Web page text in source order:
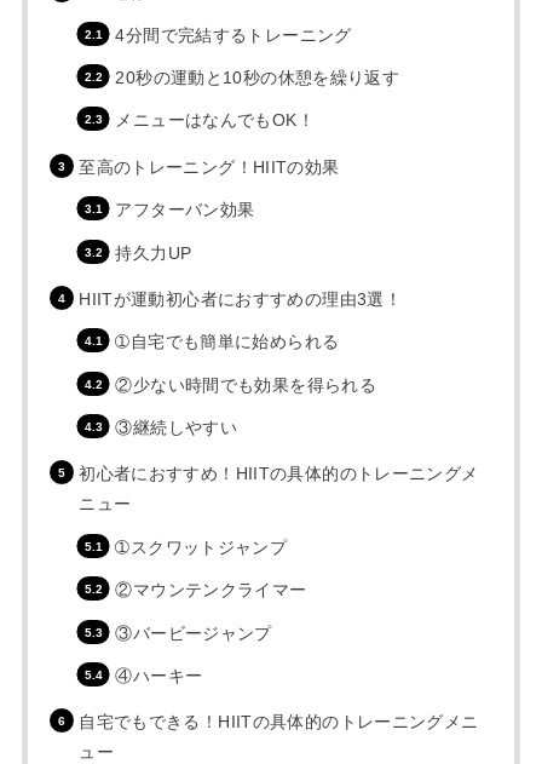
4分間で完結するトレーニング
20秒の運動と10秒の休憩を繰り返す
メニューはなんでもOK！
至高のトレーニング！HIITの効果
アフターバン効果
持久力UP
HIITが運動初心者におすすめの理由3選！
➀自宅でも簡単に始められる
②少ない時間でも効果を得られる
③継続しやすい
初心者におすすめ！HIITの具体的のトレーニングメ
ニュー
➀スクワットジャンプ
②マウンテンクライマー
③バービージャンプ
④ハーキー
自宅でもできる！HIITの具体的のトレーニングメニ
ュー